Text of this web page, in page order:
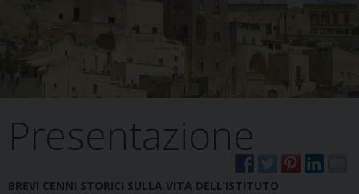
Presentazione
BREVI CENNI STORICI SULLA VITA DELL’ISTITUTO